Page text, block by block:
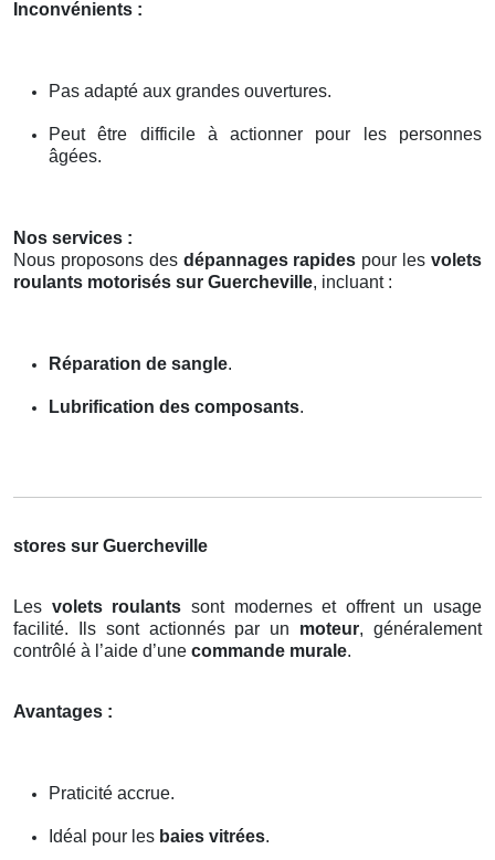
Inconvénients :
Pas adapté aux grandes ouvertures.
Peut être difficile à actionner pour les personnes
âgées.
Nos services :
Nous proposons des dépannages rapides pour lesvolets
roulants motorisés sur Guercheville, incluant :
Réparation de sangle.
Lubrification des composants.
stores sur Guercheville
Les volets roulants sont modernes et offrent un usage
facilité. Ils sont actionnés par un moteur, généralement
contrôlé à l’aide d’une commande murale.
Avantages :
Praticité accrue.
Idéal pour les baies vitrées.